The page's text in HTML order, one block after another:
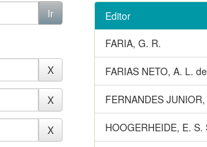
Editor
FARIA, G. R.
FARIAS NETO, A. L. de
FERNANDES JUNIOR,
HOOGERHEIDE, E. S.